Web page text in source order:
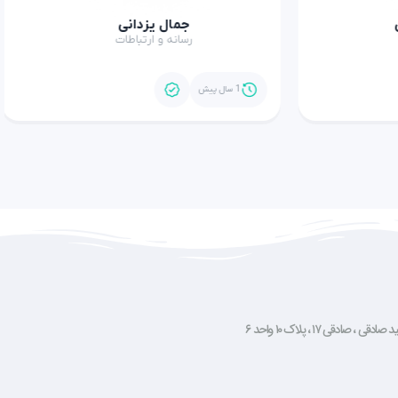
جمال یزدانی
رسانه و ارتباطات
1 سال پیش
۱۷ ، پلاک ۱۰ واحد ۶